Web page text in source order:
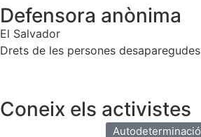
Defensora anònima
El Salvador
Drets de les persones desaparegudes
Coneix els activistes
Autodeterminació